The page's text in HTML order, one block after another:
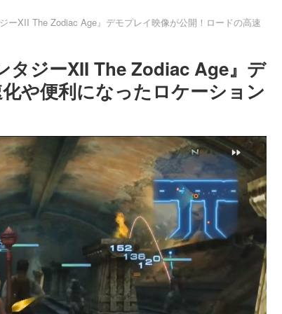
ーXII The Zodiac Age』デモプレイ映像が公開！ロードの高速
タジーXII The Zodiac Age』デ
や便利になったロケーション